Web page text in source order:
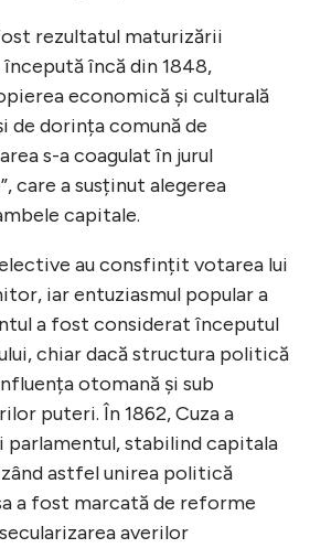
rezultatul maturizării
încă din 1848,
economică și culturală
dorința comună de
s-a coagulat în jurul
care a susținut alegerea
capitale.
au consfințit votarea lui
iar entuziasmul popular a
a fost considerat începutul
chiar dacă structura politică
otomană și sub
puteri. În 1862, Cuza a
parlamentul, stabilind capitala
astfel unirea politică
a fost marcată de reforme
averilor